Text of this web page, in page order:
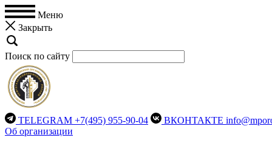
Меню
Закрыть
Поиск по сайту
TELEGRAM +7(495) 955-90-04 ВКОНТАКТЕ
Об организации